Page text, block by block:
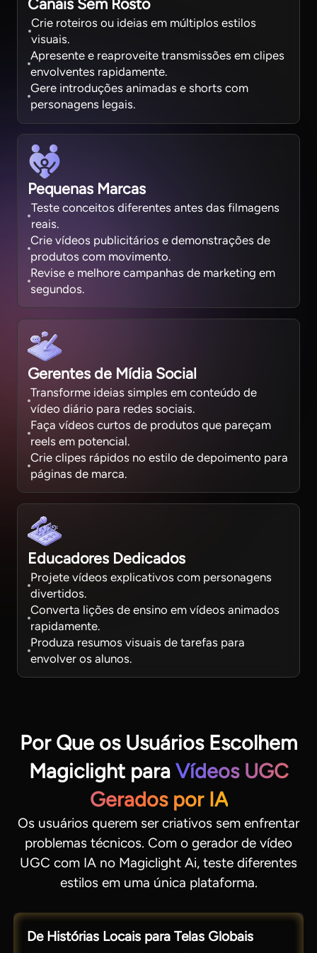
Canais Sem Rosto
Crie roteiros ou ideias em múltiplos estilos
visuais.
Apresente e reaproveite transmissões em clipes
envolventes rapidamente.
Gere introduções animadas e shorts com
personagens legais.
Pequenas Marcas
Teste conceitos diferentes antes das filmagens
reais.
Crie vídeos publicitários e demonstrações de
produtos com movimento.
Revise e melhore campanhas de marketing em
segundos.
Gerentes de Mídia Social
Transforme ideias simples em conteúdo de
vídeo diário para redes sociais.
Faça vídeos curtos de produtos que pareçam
reels em potencial.
Crie clipes rápidos no estilo de depoimento para
páginas de marca.
Educadores Dedicados
Projete vídeos explicativos com personagens
divertidos.
Converta lições de ensino em vídeos animados
rapidamente.
Produza resumos visuais de tarefas para
envolver os alunos.
Por Que os Usuários Escolhem
Magiclight para Vídeos UGC
Gerados por IA
Os usuários querem ser criativos sem enfrentar
problemas técnicos. Com o gerador de vídeo
UGC com IA no Magiclight Ai, teste diferentes
estilos em uma única plataforma.
De Histórias Locais para Telas Globais